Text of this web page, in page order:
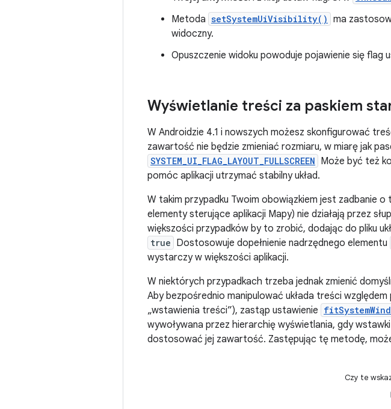
Metoda setSystemUiVisibility() ma
widoczny.
Opuszczenie widoku powoduje pojawienie się flag
Wyświetlanie treści za paskiem
W Androidzie 4.1 i nowszych możesz skonfigurować
zawartość nie będzie zmieniać rozmiaru, w miarę jak
SYSTEM_UI_FLAG_LAYOUT_FULLSCREEN Może być też
pomóc aplikacji utrzymać stabilny układ.
W takim przypadku Twoim obowiązkiem jest zadbanie
elementy sterujące aplikacji Mapy) nie działają przez
większości przypadków by to zrobić, dodając do pliku
true Dostosowuje dopełnienie nadrzędnego elementu
wystarczy w większości aplikacji.
W niektórych przypadkach trzeba jednak zmienić
Aby bezpośrednio manipulować układa treści
„wstawienia treści”), zastąp ustawienie
wywoływana przez hierarchię wyświetlania, gdy
dostosować jej zawartość. Zastępując tę metodę,
Czy te